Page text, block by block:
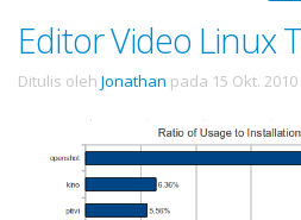
Editor Video Linux
Ditulis oleh Jonathan pada 15 Okt. 2010